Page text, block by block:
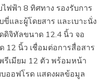
ฟฟ้า 8 ทิศทาง รองรับการ
และผู้โดยสาร และเบาะนั่ง
ดิจิทัลขนาด 12.4 นิ้ว จอ
12 นิ้ว เชื่อมต่อการสื่อสาร
รีเมียม 12 ตัว พร้อมหน้า
ออฟโรด แสดงผลข้อมูล